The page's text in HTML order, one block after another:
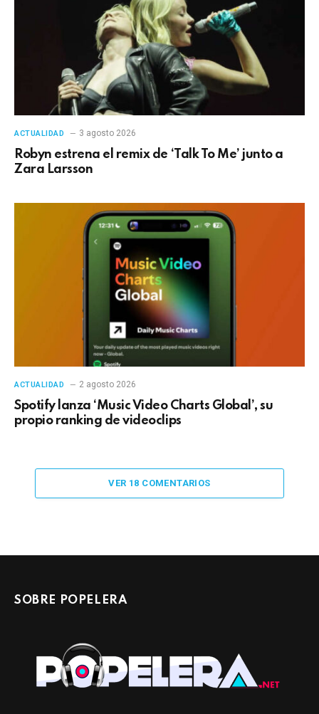
ACTUALIDAD 3 agosto 2026
Robyn estrena el remix de ‘Talk To Me’ junto a
Zara Larsson
ACTUALIDAD 2 agosto 2026
Spotify lanza ‘Music Video Charts Global’, su
propio ranking de videoclips
VER 18 COMENTARIOS
SOBRE POPELERA